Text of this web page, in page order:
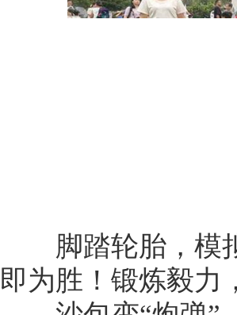
脚踏轮胎，模拟
即为胜！锻炼毅力